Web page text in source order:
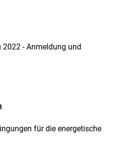
- Anmeldung und
für die energetische